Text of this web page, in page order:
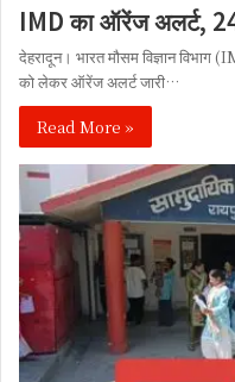
IMD का ऑरेंज अलर्ट,
देहरादून। भारत मौसम विज्ञान विभाग
को लेकर ऑरेंज अलर्ट जारी…
Read More »